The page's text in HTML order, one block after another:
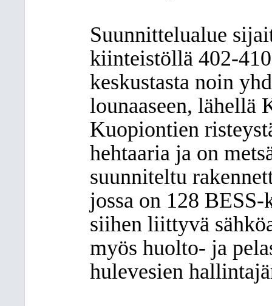
Suunnittelualue
kiinteistöllä 402-
keskustasta noin
lounaaseen, lähellä
Kuopiontien
hehtaaria ja on
suunniteltu
jossa on 128
siihen liittyvä
myös huolto- ja
hulevesien